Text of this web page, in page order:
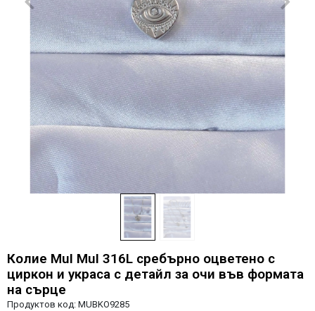
Колие MuI MuI 316L сребърно оцветено с
циркон и украса с детайл за очи във формата
на сърце
Продуктов код: MUBKO9285